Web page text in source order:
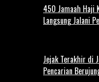
450 Jamaah Haji
Langsung Jalani
Jejak Terakhir di
Pencarian